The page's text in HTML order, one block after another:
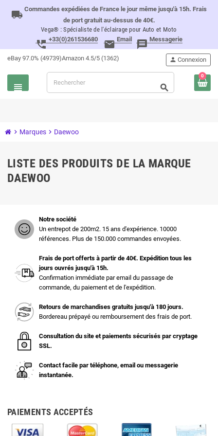
local_shipping Commandes expédiées de France le jour même jusqu'à 15h. Frais
de port gratuit au-dessus de 40€.
Vega® : Spécialiste de l'éclairage pour Auto et Moto
perm_phone_msg +33(0)261536680 email Email message Messagerie
eBay 97.0% (49739)Amazon 4.5/5 (1362)
view_headline
person Connexion
search
0
chevron_right Marques chevron_right Daewoo
LISTE DES PRODUITS DE LA MARQUE
DAEWOO
Notre société
Un entrepot de 200m2. 15 ans d'expérience. 10000
références. Plus de 150.000 commandes envoyées.
Frais de port offerts à partir de 40€. Expédition tous les
jours ouvrés jusqu'à 15h.
Confirmation immédiate par email du passage de
commande, du paiement et de l'expédition.
Retours de marchandises gratuits jusqu'à 180 jours.
Bordereau prépayé ou remboursement des frais de port.
Consultation du site et paiements sécurisés par cryptage
SSL.
Contact facile par téléphone, email ou messagerie
instantanée.
PAIEMENTS ACCEPTÉS